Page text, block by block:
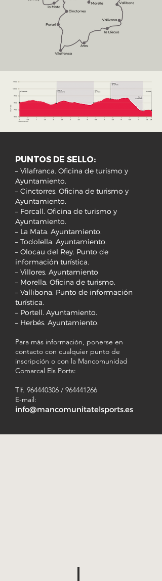
PUNTOS DE SELLO:
– Vilafranca. Oficina de turismo y
Ayuntamiento.
– Cinctorres. Oficina de turismo y
Ayuntamiento.
– Forcall. Oficina de turismo y
Ayuntamiento.
– La Mata. Ayuntamiento.
– Todolella. Ayuntamiento.
– Olocau del Rey. Punto de
información turística.
– Villores. Ayuntamiento
– Morella. Oficina de turismo.
– Vallibona. Punto de información
turística.
– Portell. Ayuntamiento.
– Herbés. Ayuntamiento.
Para más información, ponerse en
contacto con cualquier punto de
inscripción o con la Mancomunidad
Comarcal Els Ports:
Tlf. 964440306 / 964441266
E-mail:
info@mancomunitatelsports.es